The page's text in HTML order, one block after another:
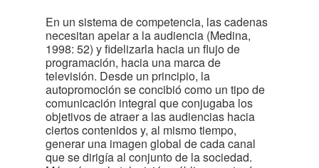
En un sistema de competencia, las cadenas
necesitan apelar a la audiencia (Medina,
1998: 52) y fidelizarla hacia un flujo de
programación, hacia una marca de
televisión. Desde un principio, la
autopromoción se concibió como un tipo de
comunicación integral que conjugaba los
objetivos de atraer a las audiencias hacia
ciertos contenidos y, al mismo tiempo,
generar una imagen global de cada canal
que se dirigía al conjunto de la sociedad.